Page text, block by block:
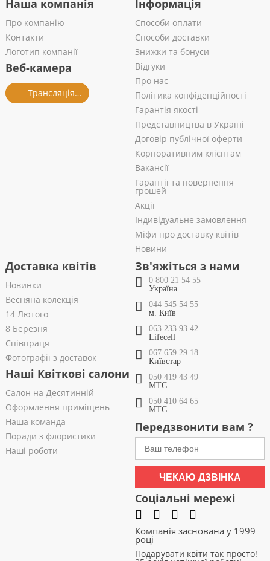
Наша компанія
Про компанію
Контакти
Логотип компанії
Веб-камера
Трансляція із салону
Інформація
Способи оплати
Способи доставки
Знижки та бонуси
Відгуки
Про нас
Політика конфіденційності
Гарантія якості
Представництва в Україні
Договір публічної оферти
Корпоративним клієнтам
Вакансії
Гарантії та повернення
грошей
Акції
Індивідуальне замовлення
Міфи про доставку квітів
Новини
Доставка квітів
Новинки
Весняна колекція
14 Лютого
8 Березня
Співпраця
Фотографії з доставок
Наші Квіткові салони
Салон на Десятинній
Оформлення приміщень
Наша команда
Поради з флористики
Наші роботи
Зв'яжіться з нами
0 800 21 54 55
Україна
044 545 54 55
м. Київ
063 233 93 42
Lifecell
067 659 29 18
Київстар
050 419 43 49
МТС
050 410 64 65
МТС
Передзвонити вам ?
ЧЕКАЮ ДЗВІНКА
Соціальні мережі
Компанія заснована у 1999
році
Подарувати квіти так просто!